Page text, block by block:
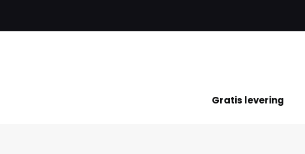
Gratis levering